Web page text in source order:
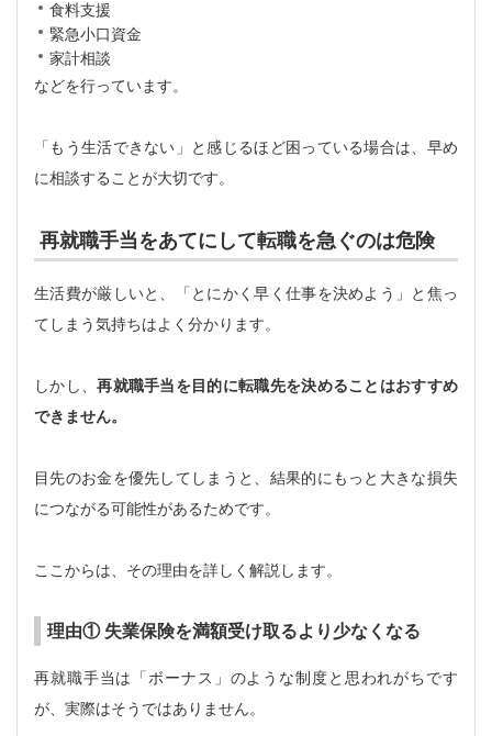
食料支援
緊急小口資金
家計相談
などを行っています。
「もう生活できない」と感じるほど困っている場合は、早め
に相談することが大切です。
再就職手当をあてにして転職を急ぐのは危険
生活費が厳しいと、「とにかく早く仕事を決めよう」と焦っ
てしまう気持ちはよく分かります。
しかし、再就職手当を目的に転職先を決めることはおすすめ
できません。
目先のお金を優先してしまうと、結果的にもっと大きな損失
につながる可能性があるためです。
ここからは、その理由を詳しく解説します。
理由① 失業保険を満額受け取るより少なくなる
再就職手当は「ボーナス」のような制度と思われがちです
が、実際はそうではありません。